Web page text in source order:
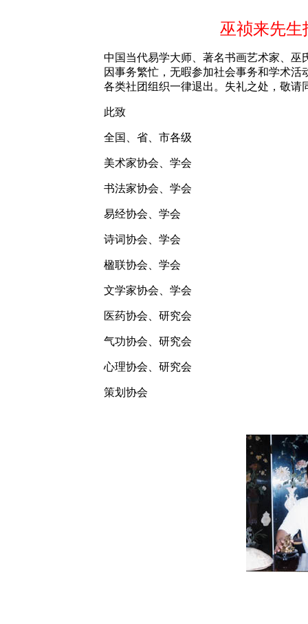
巫祯来先生
中国当代易学大师、著名书画艺术家、
因事务繁忙，无暇参加社会事务和学术
各类社团组织一律退出。失礼之处，敬请
此致
全国、省、市各级
美术家协会、学会
书法家协会、学会
易经协会、学会
诗词协会、学会
楹联协会、学会
文学家协会、学会
医药协会、研究会
气功协会、研究会
心理协会、研究会
策划协会